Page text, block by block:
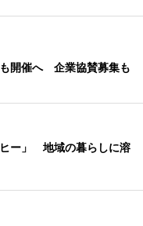
も開催へ 企業協賛募集も
ー」 地域の暮らしに溶